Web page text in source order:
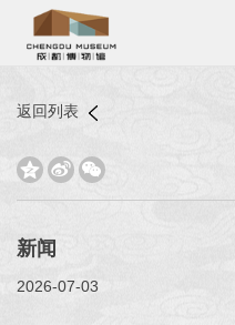
返回列表
  
新闻
2026-07-03